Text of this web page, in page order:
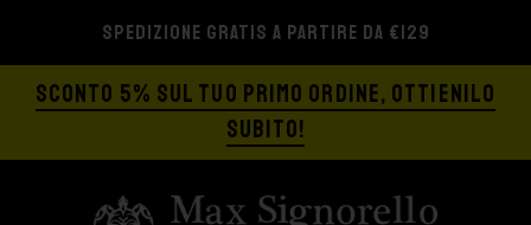
SPEDIZIONE GRATIS A PARTIRE DA €129
SCONTO 5% SUL TUO PRIMO ORDINE, OTTIENILO
SUBITO!